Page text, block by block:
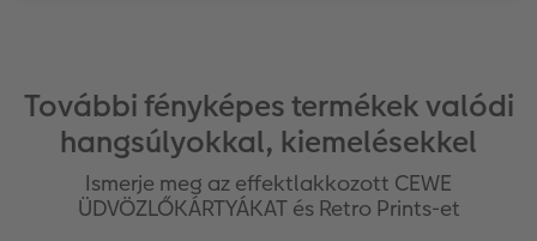
További fényképes termékek valódi
hangsúlyokkal, kiemelésekkel
Ismerje meg az effektlakkozott CEWE
ÜDVÖZLŐKÁRTYÁKAT és Retro Prints-et